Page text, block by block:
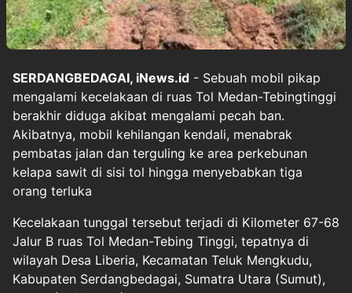
SERDANGBEDAGAI, iNews.id - Sebuah mobil pikap
mengalami kecelakaan di ruas Tol Medan-Tebingtinggi
berakhir diduga akibat mengalami pecah ban.
Akibatnya, mobil kehilangan kendali, menabrak
pembatas jalan dan terguling ke area perkebunan
kelapa sawit di sisi tol hingga menyebabkan tiga
orang terluka
Kecelakaan tunggal tersebut terjadi di Kilometer 67-68
Jalur B ruas Tol Medan-Tebing Tinggi, tepatnya di
wilayah Desa Liberia, Kecamatan Teluk Mengkudu,
Kabupaten Serdangbedagai, Sumatra Utara (Sumut),